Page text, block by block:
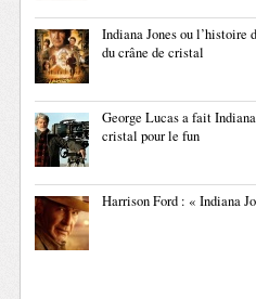
Indiana Jones ou l’histoire
du crâne de cristal
George Lucas a fait
cristal pour le fun
Harrison Ford : « Indiana